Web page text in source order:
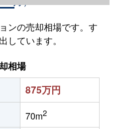
ンの売却相場です。す
しています。
相場
875万円
70m2